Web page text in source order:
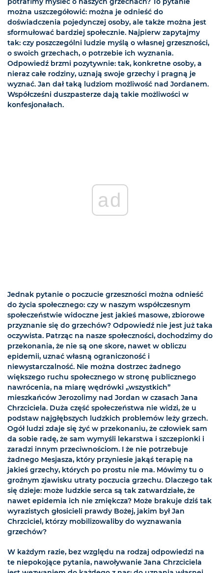
można uszczegółowić: można je odnieść do
doświadczenia pojedynczej osoby, ale także można jest
sformułować bardziej społecznie. Najpierw zapytajmy
tak: czy poszczególni ludzie myślą o własnej grzeszności,
o swoich grzechach, o potrzebie ich wyznania.
Odpowiedź brzmi pozytywnie: tak, konkretne osoby, a
nieraz całe rodziny, uznają swoje grzechy i pragną je
wyznać. Jan dał taką ludziom możliwość nad Jordanem.
Współcześni duszpasterze dają takie możliwości w
konfesjonałach.
ad
Jednak pytanie o poczucie grzeszności można odnieść
do życia społecznego: czy w naszym współczesnym
społeczeństwie widoczne jest jakieś masowe, zbiorowe
przyznanie się do grzechów? Odpowiedź nie jest już taka
oczywista. Patrząc na nasze społeczności, dochodzimy do
przekonania, że nie są one skore, nawet w obliczu
epidemii, uznać własną ograniczoność i
niewystarczalność. Nie można dostrzec żadnego
większego ruchu społecznego w stronę publicznego
nawrócenia, na miarę wędrówki „wszystkich”
mieszkańców Jerozolimy nad Jordan w czasach Jana
Chrzciciela. Duża część społeczeństwa nie widzi, że u
podstaw najgłębszych ludzkich problemów leży grzech.
Ogół ludzi zdaje się żyć w przekonaniu, że człowiek sam
da sobie radę, że sam wymyśli lekarstwa i szczepionki i
zaradzi innym przeciwnościom. I że nie potrzebuje
żadnego Mesjasza, który przyniesie jakąś terapię na
jakieś grzechy, których po prostu nie ma. Mówimy tu o
groźnym zjawisku utraty poczucia grzechu. Dlaczego tak
się dzieje: może ludzkie serca są tak zatwardziałe, że
nawet epidemia ich nie zmiękcza? Może brakuje dziś tak
wyrazistych głosicieli prawdy Bożej, jakim był Jan
Chrzciciel, którzy mobilizowaliby do wyznawania
grzechów?
W każdym razie, bez względu na rodzaj odpowiedzi na
te niepokojące pytania, nawoływanie Jana Chrzciciela